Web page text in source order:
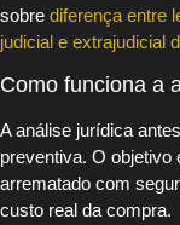
sobre diferença entre
judicial e extrajudicial
Como funciona a
A análise jurídica
preventiva. O objetivo
arrematado com
custo real da compra.